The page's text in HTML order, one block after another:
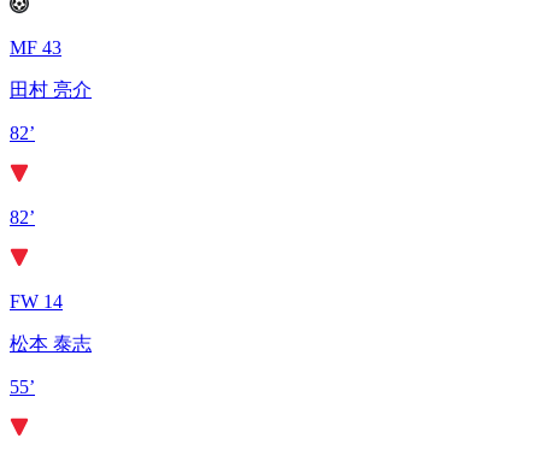
MF 43
田村 亮介
82’
82’
FW 14
松本 泰志
55’